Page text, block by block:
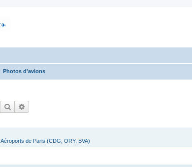
Photos d'avions
Rechercher
Aéroports de Paris (CDG, ORY, BVA)